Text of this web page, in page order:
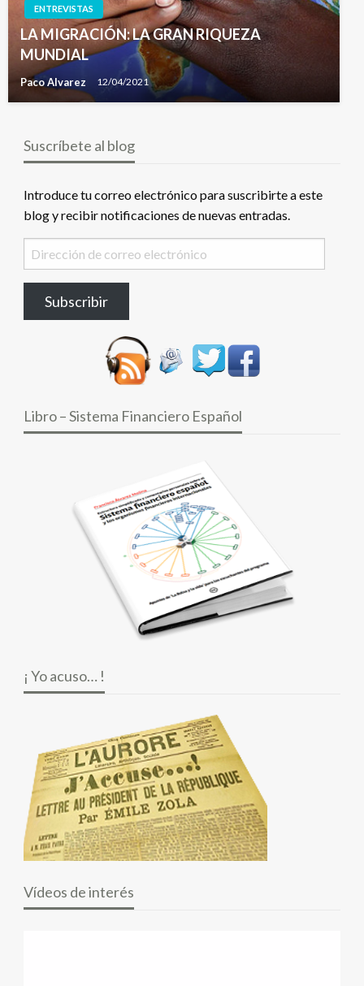
ENTREVISTAS
LA MIGRACIÓN: LA GRAN RIQUEZA
MUNDIAL
Paco Alvarez 12/04/2021
Suscríbete al blog
Introduce tu correo electrónico para suscribirte a este
blog y recibir notificaciones de nuevas entradas.
Dirección
de
electrónico
Subscribir
Libro – Sistema Financiero Español
¡ Yo acuso… !
Vídeos de interés